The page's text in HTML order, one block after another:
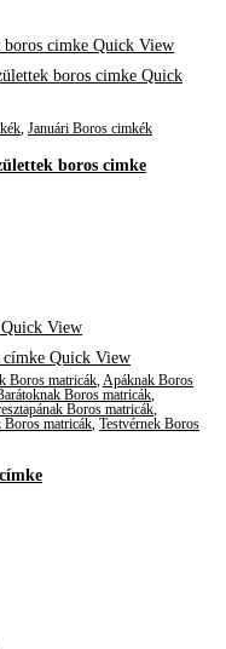
Quick View
Quick
, Januári Boros cimkék
boros cimke
Quick View
Quick View
Boros matricák,Apáknak Boros
Boros matricák,
Boros matricák,
Boros matricák, Testvérnek Boros